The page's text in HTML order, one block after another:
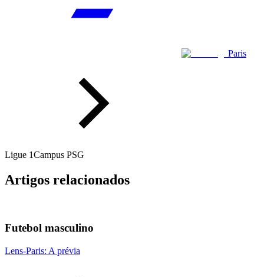
Paris
Ligue 1Campus PSG
Artigos relacionados
Futebol masculino
Lens-Paris: A prévia